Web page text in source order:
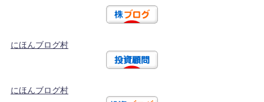
にほんブログ村
にほんブログ村